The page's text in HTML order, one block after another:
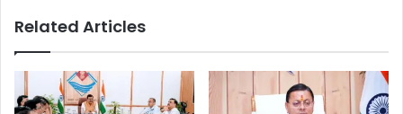
Related Articles